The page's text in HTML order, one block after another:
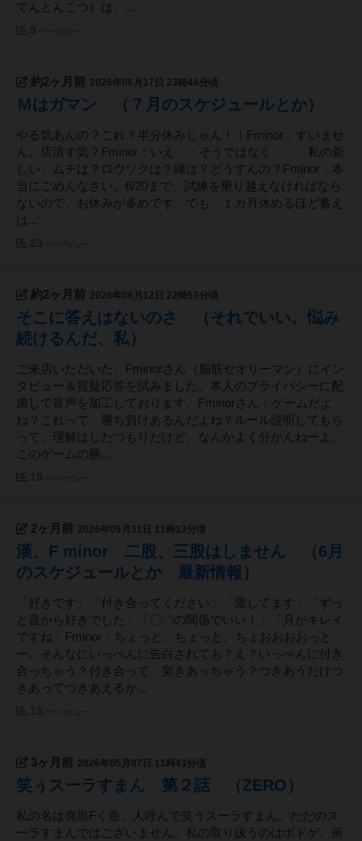
てんとんこつ）は、...
約2ヶ月前 2026年06月17日 23時44分頃
Ｍはガマン （７月のスケジュールとか）
やる気あんの？これ？半分休みじゃん！！Fminor：すいませ
ん。店潰す気？Fminor：いえ・・そうではなく・・・私の新
しい、ムチは？ロウソクは？縄は？どうすんの？Fminor：本
当にごめんなさい。6/20まで、試練を乗り越えなければなら
ないので、お休みが多めです。でも、１カ月休めるほど蓄え
は...
約2ヶ月前 2026年06月12日 22時53分頃
そこに答えはないのさ （それでいい。悩み
続けるんだ、私）
ご来店いただいた、Fminorさん（脳筋セオリーマン）にイン
タビュー＆質疑応答を試みました。本人のプライバシーに配
慮して音声を加工しております。Fminorさん：ゲームだよ
ね？これって、勝ち負けあるんだよね？ルール説明してもら
って、理解はしたつもりだけど、なんかよく分かんねーよ。
このゲームの勝...
2ヶ月前 2026年05月31日 11時13分頃
漢、F minor 二股、三股はしません （6月
のスケジュールとか 最新情報）
「好きです」「付き合ってください」「愛してます」「ずっ
と昔から好きでした」「〇〇の関係でいい！」「月がキレイ
ですね」Fminor：ちょっと、ちょっと、ちょおおおおっと
ー。そんなにいっぺんに告白されても？え？いっぺんに付き
合っちゃう？付き合って、突きあっちゃう？つきあうだけつ
きあってつきあえるか...
3ヶ月前 2026年05月07日 11時43分頃
笑ぅスーラすまん 第２話 （ZERO）
私の名は喪黒Fく造。人呼んで笑うスーラすまん。ただのス
ーラすまんではございません。私の取り扱うのはボドゲ。所